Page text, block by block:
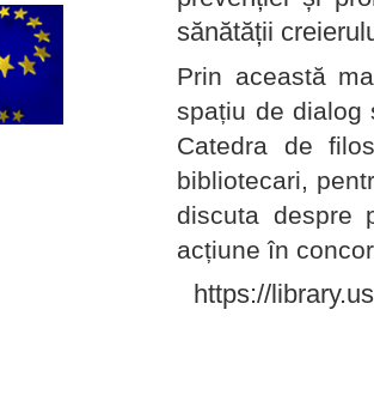
sănătății
Prin această
spațiu de dialog
Catedra de
bibliotecari,
discuta despre
acțiune în
https://